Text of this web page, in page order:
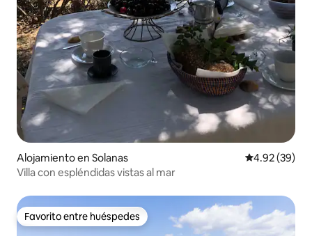
Alojamiento en Solanas Calificación
4.92 (39)
Villa con espléndidas vistas al mar
Favorito entre huéspedes
Favorito entre huéspedes